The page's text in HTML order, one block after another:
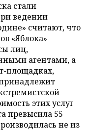
стали
ведении
считают, что
«Яблока»
лиц,
агентами, а
площадках,
этих услуг
превысила 55
не из